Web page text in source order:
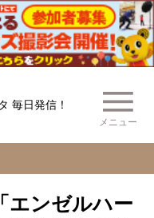
毎日発信！
メニュー
エンゼルハー